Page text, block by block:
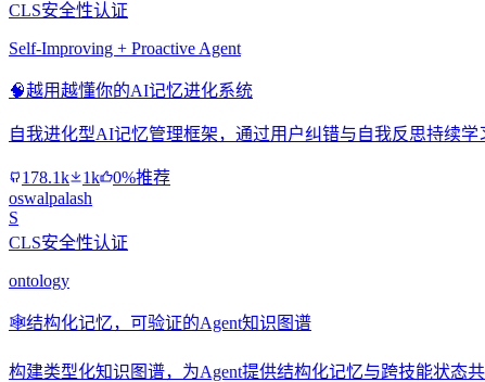
CLS安全性认证
Self-Improving + Proactive Agent
🧠越用越懂你的AI记忆进化系统
自我进化型AI记忆管理框架，通过用户纠错与自我反思持续
178.1k 1k
0%推荐
oswalpalash
S
CLS安全性认证
ontology
🕸️结构化记忆，可验证的Agent知识图谱
构建类型化知识图谱，为Agent提供结构化记忆与跨技能状态